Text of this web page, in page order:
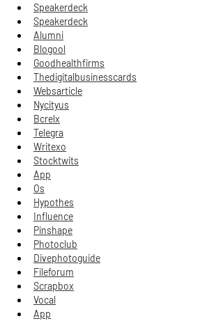
Speakerdeck
Speakerdeck
Alumni
Blogool
Goodhealthfirms
Thedigitalbusinesscards
Websarticle
Nycityus
Bcrelx
Telegra
Writexo
Stocktwits
App
Os
Hypothes
Influence
Pinshape
Photoclub
Divephotoguide
Fileforum
Scrapbox
Vocal
App